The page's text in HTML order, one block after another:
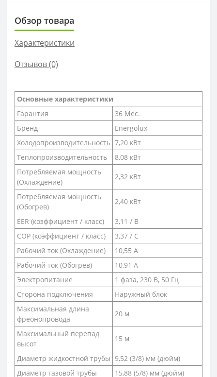
Обзор товара
Характеристики
Отзывов (0)
Основные характеристики
Гарантия
36 Мес.
Бренд
Energolux
Холодопроизводительность 7,20 кВт
Теплопроизводительность
8,08 кВт
Потребляемая мощность
(Охлаждение)
2,32 кВт
Потребляемая мощность
(Обогрев)
2,40 кВт
EER (коэффициент / класс)
3,11 / B
COP (коэффициент / класс)
3,37 / C
Рабочий ток (Охлаждение)
10,55 A
Рабочий ток (Обогрев)
10,91 А
Электропитание
1 фаза, 230 В, 50 Гц
Сторона подключения
Наружный блок
Максимальная длина
фреонопровода
20 м
Максимальный перепад
высот
15 м
Диаметр жидкостной трубы 9,52 (3/8) мм (дюйм)
Диаметр газовой трубы
15,88 (5/8) мм (дюйм)